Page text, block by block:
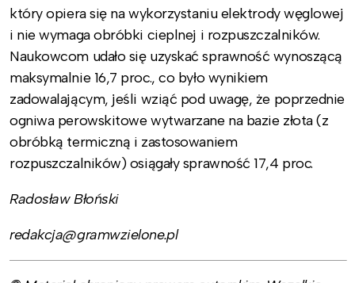
który opiera się na wykorzystaniu elektrody węglowej
i nie wymaga obróbki cieplnej i rozpuszczalników.
Naukowcom udało się uzyskać sprawność wynoszącą
maksymalnie 16,7 proc., co było wynikiem
zadowalającym, jeśli wziąć pod uwagę, że poprzednie
ogniwa perowskitowe wytwarzane na bazie złota (z
obróbką termiczną i zastosowaniem
rozpuszczalników) osiągały sprawność 17,4 proc.
Radosław Błoński
redakcja@gramwzielone.pl